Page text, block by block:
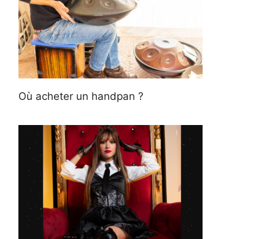
Où acheter un handpan ?